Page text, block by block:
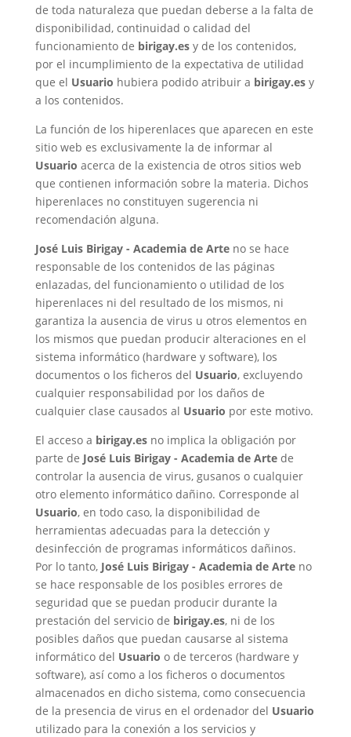
de toda naturaleza que puedan deberse a la falta de
disponibilidad, continuidad o calidad del
funcionamiento de birigay.esy de los contenidos,
por el incumplimiento de la expectativa de utilidad
que el Usuario hubiera podido atribuir a birigay.esy
a los contenidos.
La función de los hiperenlaces que aparecen en este
sitio web es exclusivamente la de informar al
Usuario acerca de la existencia de otros sitios web
que contienen información sobre la materia. Dichos
hiperenlaces no constituyen sugerencia ni
recomendación alguna.
José Luis Birigay - Academia de Arteno se hace
responsable de los contenidos de las páginas
enlazadas, del funcionamiento o utilidad de los
hiperenlaces ni del resultado de los mismos, ni
garantiza la ausencia de virus u otros elementos en
los mismos que puedan producir alteraciones en el
sistema informático (hardware y software), los
documentos o los ficheros del Usuario, excluyendo
cualquier responsabilidad por los daños de
cualquier clase causados al Usuario por este motivo.
El acceso a birigay.esno implica la obligación por
parte de José Luis Birigay - Academia de Artede
controlar la ausencia de virus, gusanos o cualquier
otro elemento informático dañino. Corresponde al
Usuario, en todo caso, la disponibilidad de
herramientas adecuadas para la detección y
desinfección de programas informáticos dañinos.
Por lo tanto, José Luis Birigay - Academia de Arteno
se hace responsable de los posibles errores de
seguridad que se puedan producir durante la
prestación del servicio de birigay.es, ni de los
posibles daños que puedan causarse al sistema
informático del Usuario o de terceros (hardware y
software), así como a los ficheros o documentos
almacenados en dicho sistema, como consecuencia
de la presencia de virus en el ordenador del Usuario
utilizado para la conexión a los servicios y